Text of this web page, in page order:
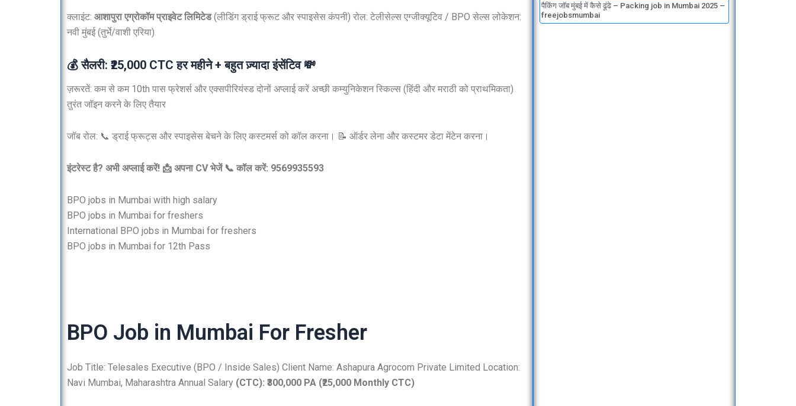
क्लाइंट: आशापुरा एग्रोकॉम प्राइवेट लिमिटेड(लीडिंग ड्राई फ्रूट और स्पाइसेस कंपनी) रोल: टेलीसेल्स एग्जीक्यूटिव / BPO सेल्स लोकेशन:
नवी मुंबई (तुर्भे/वाशी एरिया)
💰 सैलरी: ₹25,000 CTC हर महीने + बहुत ज़्यादा इंसेंटिव 💸
ज़रूरतें: कम से कम 10th पास फ्रेशर्स और एक्सपीरियंस्ड दोनों अप्लाई करें अच्छी कम्युनिकेशन स्किल्स (हिंदी और मराठी को प्राथमिकता)
तुरंत जॉइन करने के लिए तैयार
जॉब रोल: 📞 ड्राई फ्रूट्स और स्पाइसेस बेचने के लिए कस्टमर्स को कॉल करना। 📝 ऑर्डर लेना और कस्टमर डेटा मेंटेन करना।
इंटरेस्ट है? अभी अप्लाई करें! 📩 अपना CV भेजें 📞 कॉल करें: 9569935593
BPO jobs in Mumbai with high salary
BPO jobs in Mumbai for freshers
International BPO jobs in Mumbai for freshers
BPO jobs in Mumbai for 12th Pass
BPO Job in Mumbai For Fresher
Job Title: Telesales Executive (BPO / Inside Sales) Client Name: Ashapura Agrocom Private Limited Location:
Navi Mumbai, Maharashtra Annual Salary (CTC): ₹300,000 PA (₹25,000 Monthly CTC)
पैकिंग जॉब मुंबई में कैसे ढूंढे – Packing job in Mumbai 2025 –
freejobsmumbai